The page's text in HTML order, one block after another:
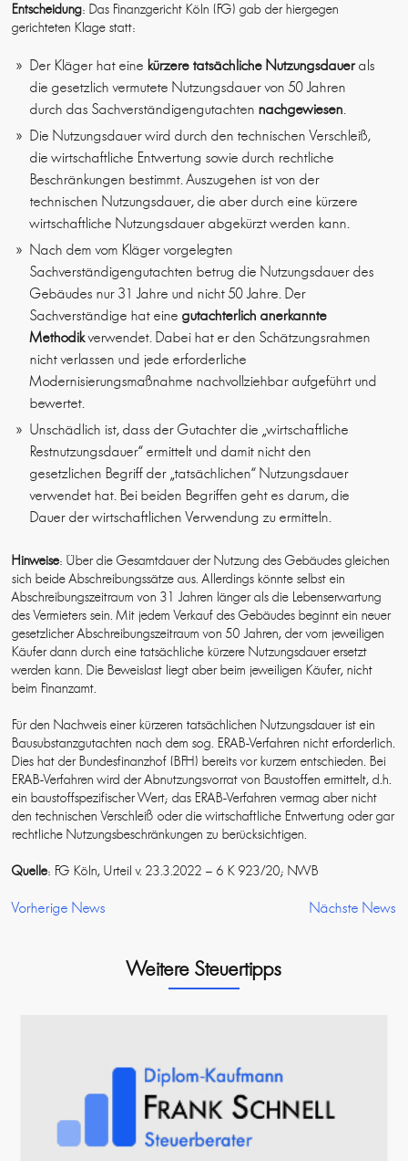
Entscheidung: Das Finanzgericht Köln (FG) gab der hiergegen
gerichteten Klage statt:
Der Kläger hat eine kürzere tatsächliche Nutzungsdauerals
die gesetzlich vermutete Nutzungsdauer von 50 Jahren
durch das Sachverständigengutachtennachgewiesen.
Die Nutzungsdauer wird durch den technischen Verschleiß,
die wirtschaftliche Entwertung sowie durch rechtliche
Beschränkungen bestimmt. Auszugehen ist von der
technischen Nutzungsdauer, die aber durch eine kürzere
wirtschaftliche Nutzungsdauer abgekürzt werden kann.
Nach dem vom Kläger vorgelegten
Sachverständigengutachten betrug die Nutzungsdauer des
Gebäudes nur 31 Jahre und nicht 50 Jahre. Der
Sachverständige hat einegutachterlich anerkannte
Methodikverwendet. Dabei hat er den Schätzungsrahmen
nicht verlassen und jede erforderliche
Modernisierungsmaßnahme nachvollziehbar aufgeführt und
bewertet.
Unschädlich ist, dass der Gutachter die „wirtschaftliche
Restnutzungsdauer“ ermittelt und damit nicht den
gesetzlichen Begriff der „tatsächlichen“ Nutzungsdauer
verwendet hat. Bei beiden Begriffen geht es darum, die
Dauer der wirtschaftlichen Verwendung zu ermitteln.
Hinweise: Über die Gesamtdauer der Nutzung des Gebäudes gleichen
sich beide Abschreibungssätze aus. Allerdings könnte selbst ein
Abschreibungszeitraum von 31 Jahren länger als die Lebenserwartung
des Vermieters sein. Mit jedem Verkauf des Gebäudes beginnt ein neuer
gesetzlicher Abschreibungszeitraum von 50 Jahren, der vom jeweiligen
Käufer dann durch eine tatsächliche kürzere Nutzungsdauer ersetzt
werden kann. Die Beweislast liegt aber beim jeweiligen Käufer, nicht
beim Finanzamt.
Für den Nachweis einer kürzeren tatsächlichen Nutzungsdauer ist ein
Bausubstanzgutachten nach dem sog. ERAB-Verfahren nicht erforderlich.
Dies hat der Bundesfinanzhof (BFH) bereits vor kurzem entschieden. Bei
ERAB-Verfahren wird der Abnutzungsvorrat von Baustoffen ermittelt, d.h.
ein baustoffspezifischer Wert; das ERAB-Verfahren vermag aber nicht
den technischen Verschleiß oder die wirtschaftliche Entwertung oder gar
rechtliche Nutzungsbeschränkungen zu berücksichtigen.
Quelle: FG Köln, Urteil v. 23.3.2022 – 6 K 923/20; NWB
Vorherige News Nächste News
Weitere Steuertipps